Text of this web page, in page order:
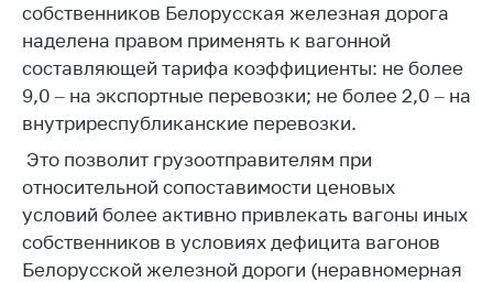
Обратиться в МАРТ
Личный прием
граждан и юр. лиц
Прямaя телефоннaя
Горячая линия
Электронные
обращения
собственников Белорусская железная дорога
наделена правом применять к вагонной
составляющей тарифа коэффициенты: не более
9,0 – на экспортные перевозки; не более 2,0 – на
внутриреспубликанские перевозки.
Это позволит грузоотправителям при
относительной сопоставимости ценовых
условий более активно привлекать вагоны иных
собственников в условиях дефицита вагонов
Белорусской железной дороги (неравномерная